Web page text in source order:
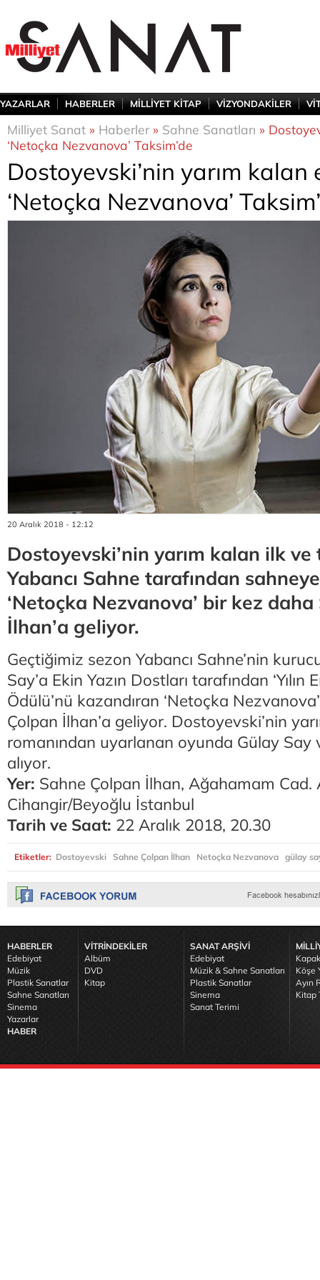
YAZARLAR HABERLER MİLLİYET KİTAP VİZYONDAKİLER
Milliyet Sanat » Haberler» Sahne Sanatları »
‘Netoçka Nezvanova’ Taksim’de
Dostoyevski’nin yarım kalan
‘Netoçka Nezvanova’
20 Aralık 2018 - 12:12
Dostoyevski’nin yarım kalan ilk
Yabancı Sahne tarafından
‘Netoçka Nezvanova’ bir kez
İlhan’a geliyor.
Geçtiğimiz sezon Yabancı Sahne’nin
Say’a Ekin Yazın Dostları tarafından ‘Yılın
Ödülü’nü kazandıran ‘Netoçka
Çolpan İlhan’a geliyor. Dostoyevski’nin
romanından uyarlanan oyunda Gülay Say
alıyor.
Yer: Sahne Çolpan İlhan, Ağahamam Cad.
Cihangir/Beyoğlu İstanbul
Tarih ve Saat: 22 Aralık 2018, 20.30
Etiketler: Dostoyevski Sahne Çolpan İlhan Netoçka Nezvanova gülay
HABERLER
Edebiyat
Müzik
Plastik Sanatlar
Sahne Sanatları
Sinema
Yazarlar
HABER
VİTRİNDEKİLER
Albüm
DVD
Kitap
SANAT ARŞİVİ
Edebiyat
Müzik & Sahne Sanatları
Plastik Sanatlar
Sinema
Sanat Terimi
Köşe
Ayın
Kitap